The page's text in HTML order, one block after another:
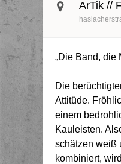
ArTik //
„Die Band, die
Die
Attitüde.
einem
Kauleisten.
schätzen weiß
kombiniert,